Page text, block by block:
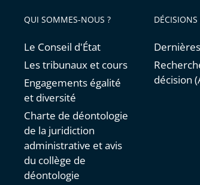
QUI SOMMES-NOUS ?
Le Conseil d'État
Les tribunaux et cours
Engagements égalité
et diversité
Charte de déontologie
de la juridiction
administrative et avis
du collège de
déontologie
DÉCISIONS
décision